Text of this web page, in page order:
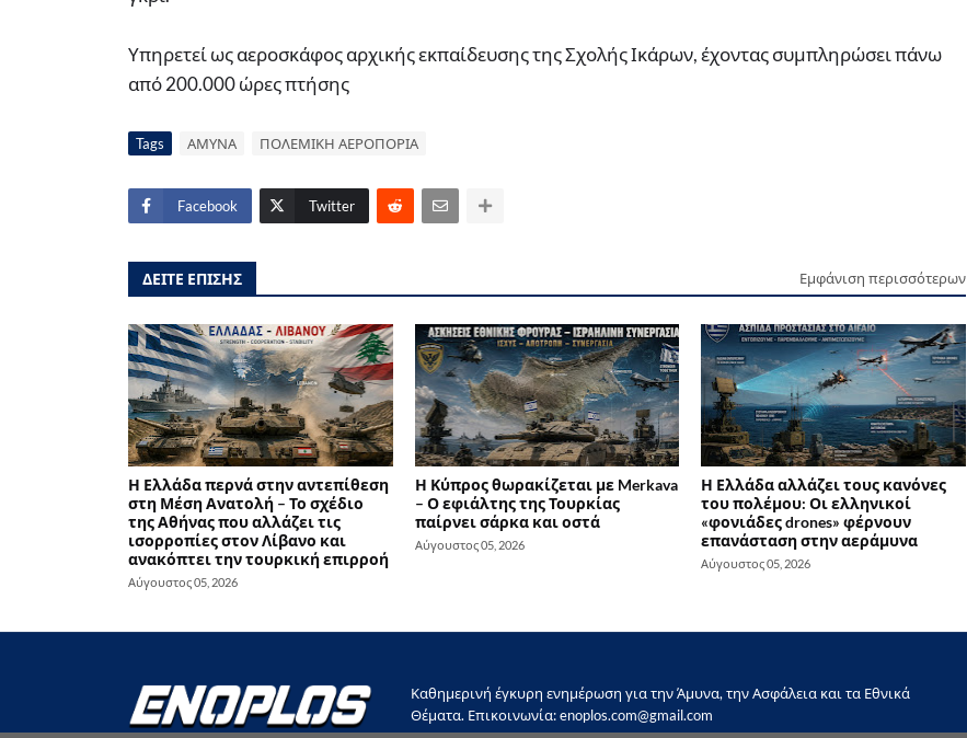
Υπηρετεί ως αεροσκάφος αρχικής εκπαίδευσης της Σχολής Ικάρων, έχοντας συμπληρώσει πάνω
από 200.000 ώρες πτήσης
Tags ΑΜΥΝΑ ΠΟΛΕΜΙΚΗ ΑΕΡΟΠΟΡΙΑ
Facebook Twitter
ΔΕΙΤΕ ΕΠΙΣΗΣ Εμφάνιση περισσότερων
Η Ελλάδα περνά στην αντεπίθεση
στη Μέση Ανατολή – Το σχέδιο
της Αθήνας που αλλάζει τις
ισορροπίες στον Λίβανο και
ανακόπτει την τουρκική επιρροή
Αύγουστος 05, 2026
Η Κύπρος θωρακίζεται με Merkava
– Ο εφιάλτης της Τουρκίας
παίρνει σάρκα και οστά
Αύγουστος 05, 2026
Η Ελλάδα αλλάζει τους κανόνες
του πολέμου: Οι ελληνικοί
«φονιάδες drones» φέρνουν
επανάσταση στην αεράμυνα
Αύγουστος 05, 2026
Καθημερινή έγκυρη ενημέρωση για την Άμυνα, την Ασφάλεια και τα Εθνικά
Θέματα. Επικοινωνία: enoplos.com@gmail.com